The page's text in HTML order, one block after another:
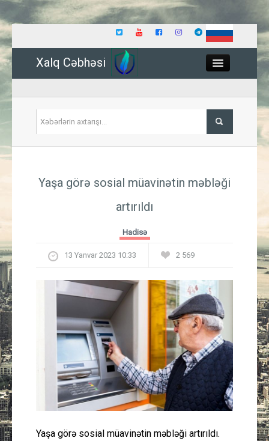
Xalq Cəbhəsi
İqtisadiyyat
Güney Azərbaycan
Mədəniyyət
Müsahibə
İdman
Layihə
Gündəm
Yaşa görə sosial müavinətin məbləği
artırıldı
Hadisə
13 Yanvar 2023 10:33 2 569
Yaşa görə sosial müavinətin məbləği artırıldı.